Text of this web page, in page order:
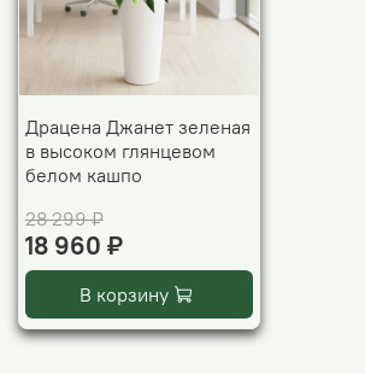
Драцена Джанет зеленая
в высоком глянцевом
белом кашпо
28 299 ₽
18 960 ₽
В корзину